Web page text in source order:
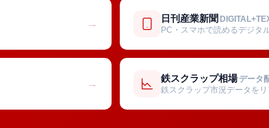
→ 日刊産業新聞
PC・スマホで読めるデジタ
→ 鉄スクラップ相場 データ
鉄スクラップ市況データを